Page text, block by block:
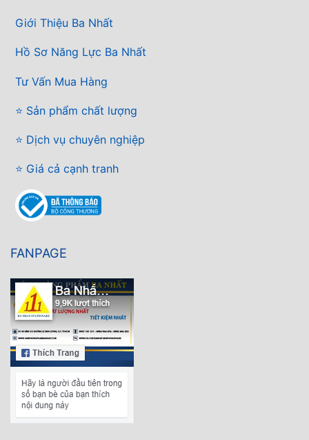
Giới Thiệu Ba Nhất
Hồ Sơ Năng Lực Ba Nhất
Tư Vấn Mua Hàng
⭐ Sản phẩm chất lượng
⭐ Dịch vụ chuyên nghiệp
⭐ Giá cả cạnh tranh
FANPAGE